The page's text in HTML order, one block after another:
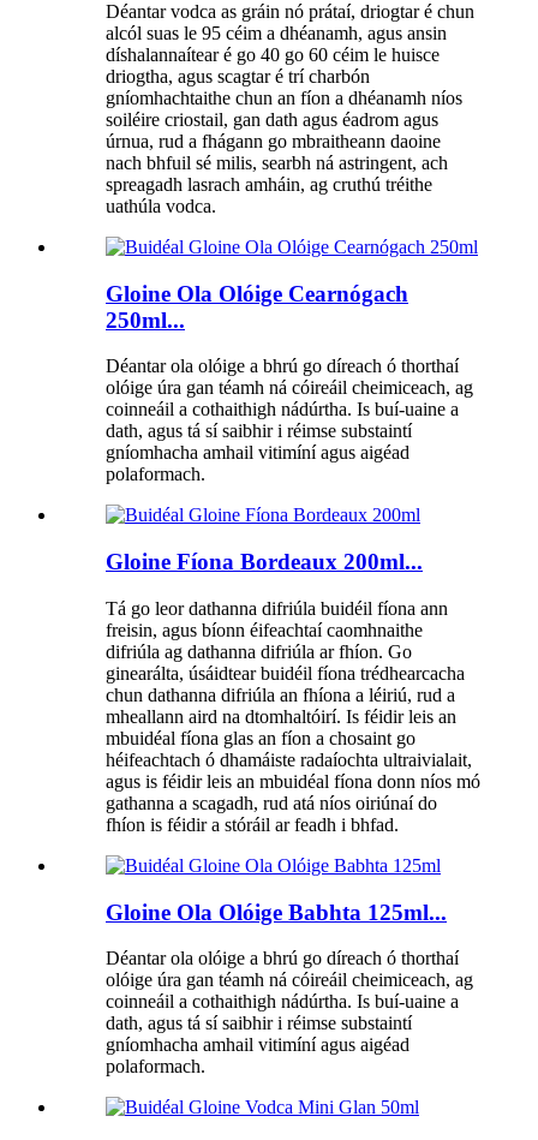
Déantar vodca as gráin nó prátaí, driogtar é chun
alcól suas le 95 céim a dhéanamh, agus ansin
díshalannaítear é go 40 go 60 céim le huisce
driogtha, agus scagtar é trí charbón
gníomhachtaithe chun an fíon a dhéanamh níos
soiléire criostail, gan dath agus éadrom agus
úrnua, rud a fhágann go mbraitheann daoine
nach bhfuil sé milis, searbh ná astringent, ach
spreagadh lasrach amháin, ag cruthú tréithe
uathúla vodca.
Gloine Ola Olóige Cearnógach
250ml...
Déantar ola olóige a bhrú go díreach ó thorthaí
olóige úra gan téamh ná cóireáil cheimiceach, ag
coinneáil a cothaithigh nádúrtha. Is buí-uaine a
dath, agus tá sí saibhir i réimse substaintí
gníomhacha amhail vitimíní agus aigéad
polaformach.
Gloine Fíona Bordeaux 200ml...
Tá go leor dathanna difriúla buidéil fíona ann
freisin, agus bíonn éifeachtaí caomhnaithe
difriúla ag dathanna difriúla ar fhíon. Go
ginearálta, úsáidtear buidéil fíona trédhearcacha
chun dathanna difriúla an fhíona a léiriú, rud a
mheallann aird na dtomhaltóirí. Is féidir leis an
mbuidéal fíona glas an fíon a chosaint go
héifeachtach ó dhamáiste radaíochta ultraivialait,
agus is féidir leis an mbuidéal fíona donn níos mó
gathanna a scagadh, rud atá níos oiriúnaí do
fhíon is féidir a stóráil ar feadh i bhfad.
Gloine Ola Olóige Babhta 125ml...
Déantar ola olóige a bhrú go díreach ó thorthaí
olóige úra gan téamh ná cóireáil cheimiceach, ag
coinneáil a cothaithigh nádúrtha. Is buí-uaine a
dath, agus tá sí saibhir i réimse substaintí
gníomhacha amhail vitimíní agus aigéad
polaformach.